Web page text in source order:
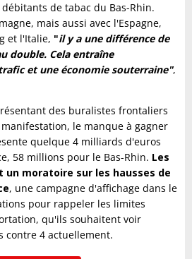
de tabac du Bas-Rhin.
mais aussi avec l'Espagne,
et l'Italie, "il y a une différence de
double. Cela entraîne
et une économie souterraine",
des buralistes frontaliers
le manque à gagner
quelque 4 milliards d'euros
58 millions pour le Bas-Rhin. Les
un moratoire sur les hausses de
, une campagne d'affichage dans le
pour rappeler les limites
qu'ils souhaitent voir
contre 4 actuellement.